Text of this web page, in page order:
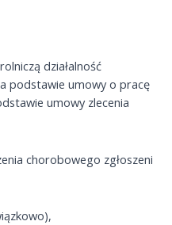
działalność
podstawie umowy o pracę
umowy zlecenia
chorobowego zgłoszeni